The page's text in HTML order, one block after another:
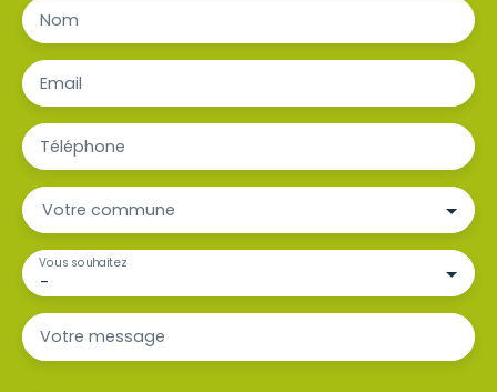
Nom
Email
Téléphone
Votre commune
-
Vous souhaitez
Votre message